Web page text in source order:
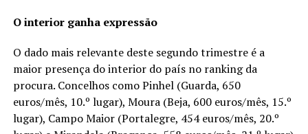
O interior ganha expressão
O dado mais relevante deste segundo trimestre é a
maior presença do interior do país no ranking da
procura. Concelhos como Pinhel (Guarda, 650
euros/mês, 10.º lugar), Moura (Beja, 600 euros/mês, 15.º
lugar), Campo Maior (Portalegre, 454 euros/mês, 20.º